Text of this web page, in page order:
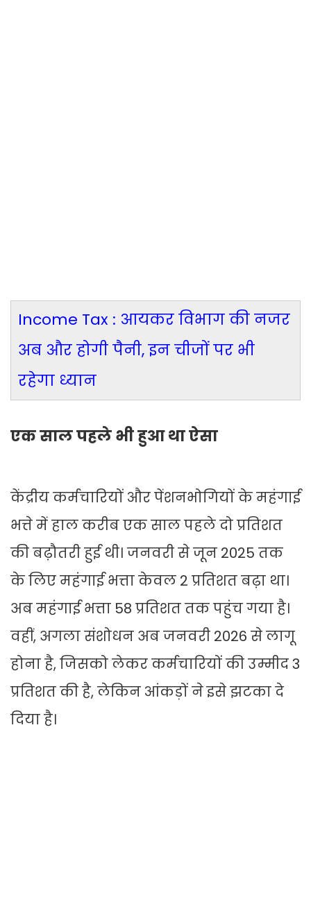
Income Tax : आयकर विभाग की नजर
अब और होगी पैनी, इन चीजों पर भी
रहेगा ध्यान
एक साल पहले भी हुआ था ऐसा
केंद्रीय कर्मचारियों और पेंशनभोगियों के महंगाई
भत्ते में हाल करीब एक साल पहले दो प्रतिशत
की बढ़ौतरी हुई थी। जनवरी से जून 2025 तक
के लिए महंगाई भत्ता केवल 2 प्रतिशत बढ़ा था।
अब महंगाई भत्ता 58 प्रतिशत तक पहुंच गया है।
वहीं, अगला संशोधन अब जनवरी 2026 से लागू
होना है, जिसको लेकर कर्मचारियों की उम्मीद 3
प्रतिशत की है, लेकिन आंकड़ों ने इसे झटका दे
दिया है।